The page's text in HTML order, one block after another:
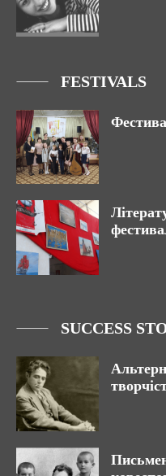
FESTIVALS
SUCCESS